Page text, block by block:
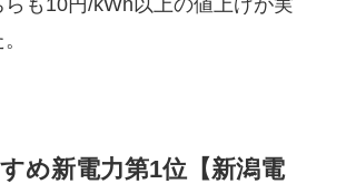
らも10円/kWh以上の値上げが実
め新電力第1位【新潟電